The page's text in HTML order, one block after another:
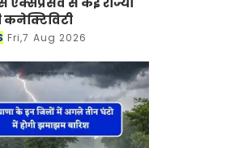
Fri,7 Aug 2026